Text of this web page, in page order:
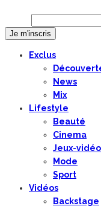
Exclus
News
Mix
Lifestyle
Beauté
Cinema
Jeux-
Mode
Sport
Vidéos
Backstage